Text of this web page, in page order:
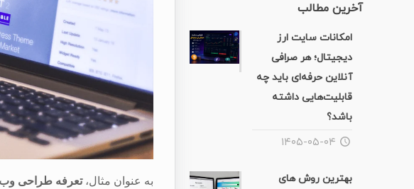
به عنوان مثال،تعرفه طراحی
آخرین مطالب
امکانات سایت ارز
دیجیتال؛ هر صرافی
آنلاین حرفه‌ای باید چه
قابلیت‌هایی داشته
باشد؟
۱۴۰۵-۰۵-۰۴
بهترین روش های